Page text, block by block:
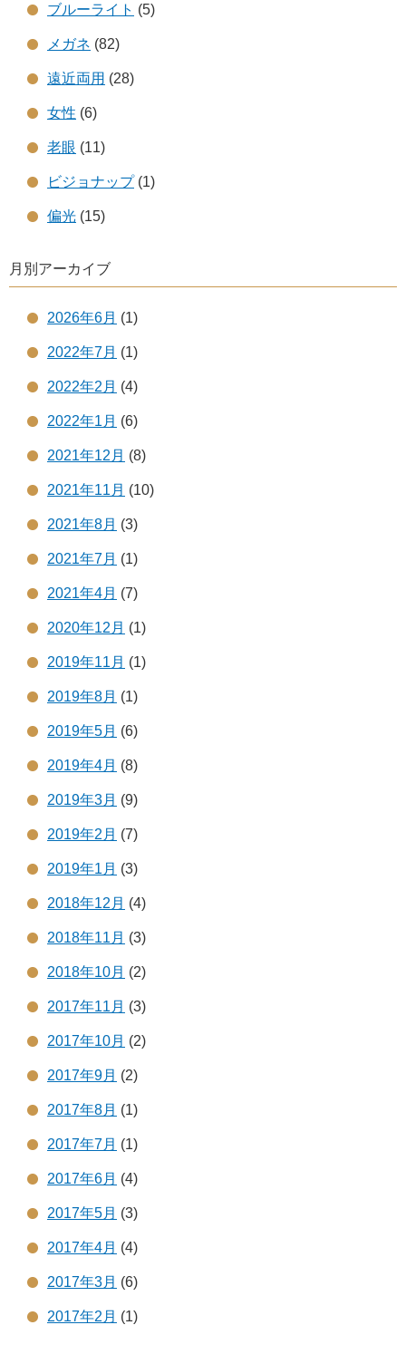
ブルーライト (5)
メガネ (82)
遠近両用 (28)
女性 (6)
老眼 (11)
ビジョナップ(1)
偏光 (15)
月別アーカイブ
2026年6月 (1)
2022年7月 (1)
2022年2月 (4)
2022年1月 (6)
2021年12月 (8)
2021年11月 (10)
2021年8月 (3)
2021年7月 (1)
2021年4月 (7)
2020年12月 (1)
2019年11月 (1)
2019年8月 (1)
2019年5月 (6)
2019年4月 (8)
2019年3月 (9)
2019年2月 (7)
2019年1月 (3)
2018年12月 (4)
2018年11月 (3)
2018年10月 (2)
2017年11月 (3)
2017年10月 (2)
2017年9月 (2)
2017年8月 (1)
2017年7月 (1)
2017年6月 (4)
2017年5月 (3)
2017年4月 (4)
2017年3月 (6)
2017年2月 (1)